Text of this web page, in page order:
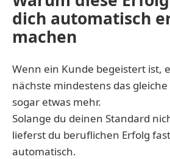
dich automatisch
machen
Wenn ein Kunde begeistert ist,
nächste mindestens das
sogar etwas mehr.
Solange du deinen Standard
lieferst du beruflichen Erfolg
automatisch.